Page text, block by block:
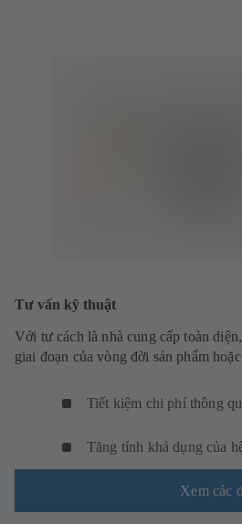
Tư vấn kỹ thuật
Với tư cách là nhà cung cấp toàn
giai đoạn của vòng đời sản phẩm
Tiết kiệm chi phí thông
Tăng tính khả dụng của
Xem các